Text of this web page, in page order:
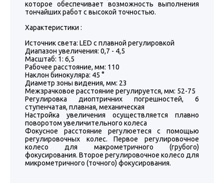
которое обеспечивает возможность выполнения
тончайших работ с высокой точностью.
Характеристики :
Источник света: LED с плавной регулировкой
Диапазон увеличения: 0,7 - 4,5
Масштаб: 1: 6,5
Рабочее расстояние, мм: 110
Наклон бинокуляра: 45 °
Диаметр зоны видения, мм: 23
Межзрачковое расстояние регулируется, мм: 52-75
Регулировка диоптричних погрешностей, 6
ступенчатая, плавная, механическая
Настройка увеличения осуществляется плавно
поворотом увеличительного колеса
Фокусное расстояние регулюетеся с помощью
регулировочных колес. Первое регулировочное
колесо для макрометричного (грубого)
фокусирования. Второе регулировочное колесо для
микрометричного (точного) фокусирования.